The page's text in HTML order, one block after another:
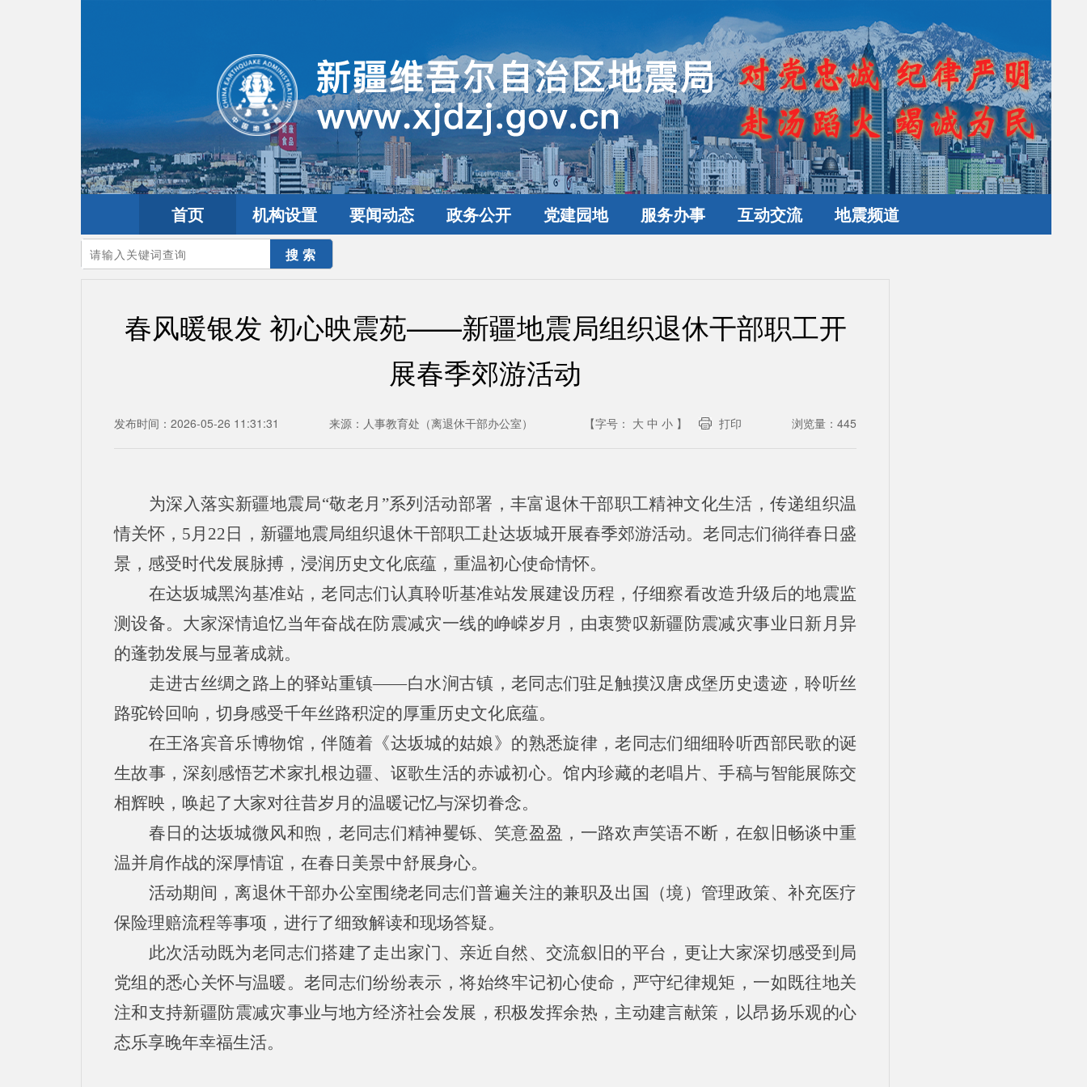
首页 机构设置 要闻动态 政务公开 党建园地 服务办事 互动交流 地震频道
您的当前位置：首页>要闻动态
春风暖银发 初心映震苑——新疆地震局组织退休干部职工开
展春季郊游活动
发布时间：2026-05-26 11:31:31 来源： 人事教育处（离退休干部办公室） 【字号： 大 中 小 】 打印 浏览量： 445
为深入落实新疆地震局“敬老月”系列活动部署，丰富退休干部职工精神文化生活，传递组织温
情关怀，5月22日，新疆地震局组织退休干部职工赴达坂城开展春季郊游活动。老同志们徜徉春日盛
景，感受时代发展脉搏，浸润历史文化底蕴，重温初心使命情怀。
在达坂城黑沟基准站，老同志们认真聆听基准站发展建设历程，仔细察看改造升级后的地震监
测设备。大家深情追忆当年奋战在防震减灾一线的峥嵘岁月，由衷赞叹新疆防震减灾事业日新月异
的蓬勃发展与显著成就。
走进古丝绸之路上的驿站重镇——白水涧古镇，老同志们驻足触摸汉唐戍堡历史遗迹，聆听丝
路驼铃回响，切身感受千年丝路积淀的厚重历史文化底蕴。
在王洛宾音乐博物馆，伴随着《达坂城的姑娘》的熟悉旋律，老同志们细细聆听西部民歌的诞
生故事，深刻感悟艺术家扎根边疆、讴歌生活的赤诚初心。馆内珍藏的老唱片、手稿与智能展陈交
相辉映，唤起了大家对往昔岁月的温暖记忆与深切眷念。
春日的达坂城微风和煦，老同志们精神矍铄、笑意盈盈，一路欢声笑语不断，在叙旧畅谈中重
温并肩作战的深厚情谊，在春日美景中舒展身心。
活动期间，离退休干部办公室围绕老同志们普遍关注的兼职及出国（境）管理政策、补充医疗
保险理赔流程等事项，进行了细致解读和现场答疑。
此次活动既为老同志们搭建了走出家门、亲近自然、交流叙旧的平台，更让大家深切感受到局
党组的悉心关怀与温暖。老同志们纷纷表示，将始终牢记初心使命，严守纪律规矩，一如既往地关
注和支持新疆防震减灾事业与地方经济社会发展，积极发挥余热，主动建言献策，以昂扬乐观的心
态乐享晚年幸福生活。